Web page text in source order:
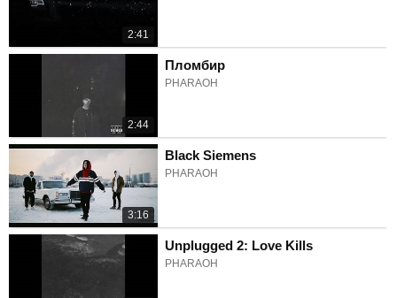
2:41
2:44
Пломбир
PHARAOH
3:16
Black Siemens
PHARAOH
Unplugged 2: Love Kills
PHARAOH